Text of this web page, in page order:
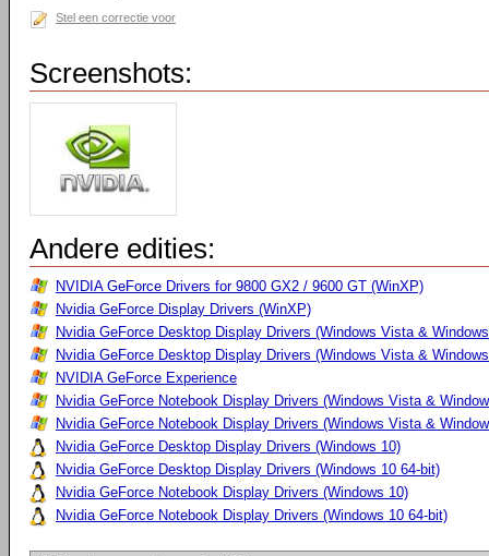
Stel een correctie voor
Screenshots:
Andere edities:
NVIDIA GeForce Drivers for 9800 GX2 / 9600 GT (WinXP)
Nvidia GeForce Display Drivers (WinXP)
Nvidia GeForce Desktop Display Drivers (Windows Vista &
Nvidia GeForce Desktop Display Drivers (Windows Vista &
NVIDIA GeForce Experience
Nvidia GeForce Notebook Display Drivers (Windows Vista &
Nvidia GeForce Notebook Display Drivers (Windows Vista &
Nvidia GeForce Desktop Display Drivers (Windows 10)
Nvidia GeForce Desktop Display Drivers (Windows 10 64-bit)
Nvidia GeForce Notebook Display Drivers (Windows 10)
Nvidia GeForce Notebook Display Drivers (Windows 10 64-bit)